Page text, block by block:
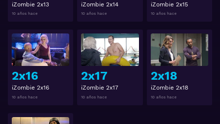
iZombie 2x13
10 años hace
iZombie 2x14
10 años hace
iZombie 2x15
10 años hace
2x16
iZombie 2x16
10 años hace
Ver
2x17
iZombie 2x17
10 años hace
Ver
2x18
iZombie 2x18
10 años hace